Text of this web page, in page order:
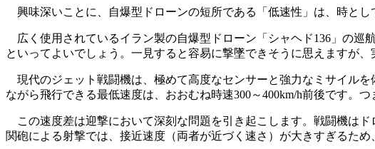
興味深いことに、自爆型ドローンの短所である「低速性」は、時とし
広く使用されているイラン製の自爆型ドローン「シャヘド136」の巡
といってよいでしょう。一見すると容易に撃墜できそうに思えますが
現代のジェット戦闘機は、極めて高度なセンサーと強力なミサイル
ながら飛行できる最低速度は、おおむね時速300～400km/h前後です。
この速度差は迎撃において深刻な問題を引き起こします。戦闘機は
関砲による射撃では、接近速度（両者が近づく速さ）が大きすぎるた